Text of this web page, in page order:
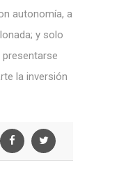
autonomía, a
y solo
la inversión